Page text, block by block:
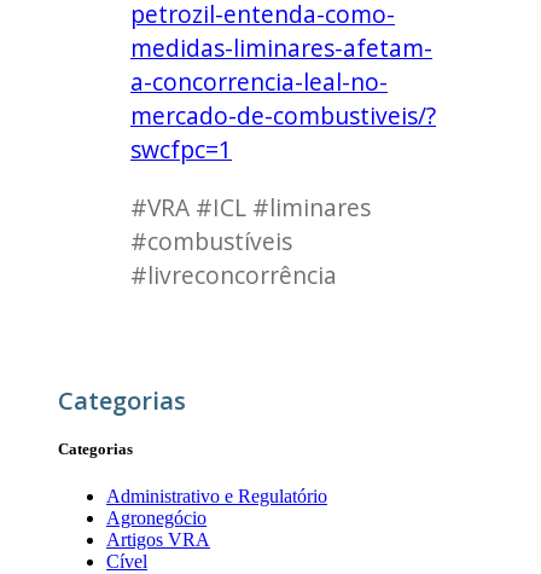
petrozil-entenda-como-
medidas-liminares-afetam-
a-concorrencia-leal-no-
mercado-de-combustiveis/?
swcfpc=1
#VRA #ICL #liminares
#combustíveis
#livreconcorrência
Categorias
Categorias
Administrativo e Regulatório
Agronegócio
Artigos VRA
Cível